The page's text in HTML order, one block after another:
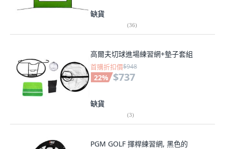
缺貨
(36)
高爾夫切球進場練習網+墊子套組
首購折扣價$948
22% $737
缺貨
(3)
PGM GOLF 揮桿練習網, 黑色的